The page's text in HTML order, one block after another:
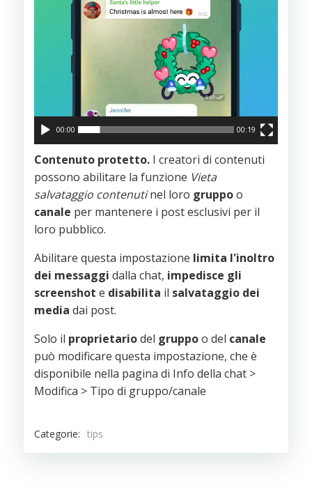
00:00 00:19
Contenuto protetto. I creatori di contenuti
possono abilitare la funzione Vieta
salvataggio contenutinel loro gruppoo
canale per mantenere i post esclusivi per il
loro pubblico.
Abilitare questa impostazione limita l'inoltro
dei messaggi dalla chat, impedisce gli
screenshot e disabilita il salvataggio dei
media dai post.
Solo il proprietariodel gruppoo del canale
può modificare questa impostazione, che è
disponibile nella pagina di Info della chat >
Modifica > Tipo di gruppo/canale
Categorie: tips